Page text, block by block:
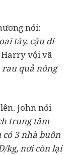
nói:
tây, cậu đi
Harry vội vã
rau quả nông
John nói
trung tâm
3 nhà buôn
kg, nơi còn lại